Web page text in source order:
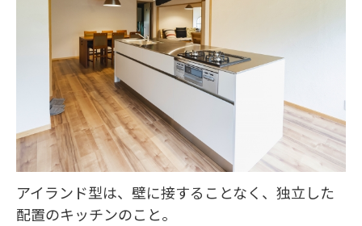
アイランド型は、壁に接することなく、独立した
配置のキッチンのこと。